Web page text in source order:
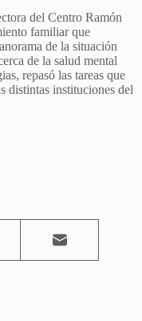
del Centro Ramón
familiar que
de la situación
de la salud mental
repasó las tareas que
distintas instituciones del